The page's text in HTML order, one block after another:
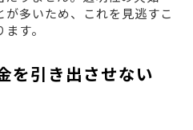
多いため、これを見逃すこ
す。
を引き出させない